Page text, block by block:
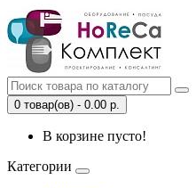
0 товар(ов) - 0.00 р.
В корзине пусто!
Категории